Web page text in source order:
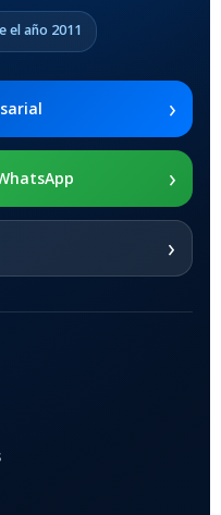
SM-x200 / Samsung
Galaxy Tab A8 10.5 2021 SM-
DE APOYO
el año 2011
›
›
›